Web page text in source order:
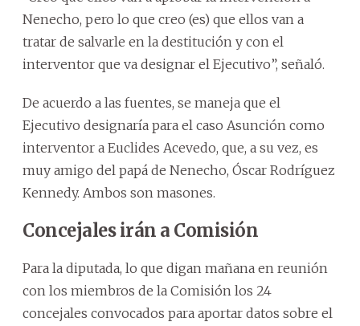
Nenecho, pero lo que creo (es) que ellos van a
tratar de salvarle en la destitución y con el
interventor que va designar el Ejecutivo”, señaló.
De acuerdo a las fuentes, se maneja que el
Ejecutivo designaría para el caso Asunción como
interventor a Euclides Acevedo, que, a su vez, es
muy amigo del papá de Nenecho, Óscar Rodríguez
Kennedy. Ambos son masones.
Concejales irán a Comisión
Para la diputada, lo que digan mañana en reunión
con los miembros de la Comisión los 24
concejales convocados para aportar datos sobre el